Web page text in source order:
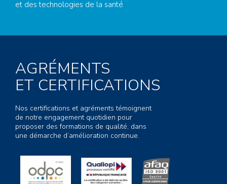
et des technologies de la santé
AGRÉMENTS
ET CERTIFICATIONS
Nos certifications et agréments témoignent
de notre engagement quotidien pour
proposer des formations de qualité, dans
une démarche d’amélioration continue.